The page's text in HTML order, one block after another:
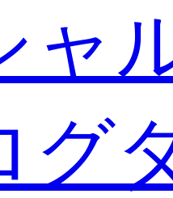
ャ
グ